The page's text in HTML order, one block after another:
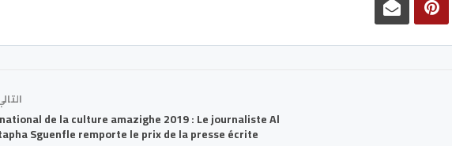
de la culture amazighe 2019 : Le journaliste Al
Sguenfle remporte le prix de la presse écrite